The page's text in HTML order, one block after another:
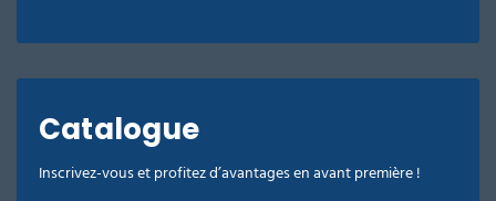
Catalogue
Inscrivez-vous et profitez d’avantages en avant première !